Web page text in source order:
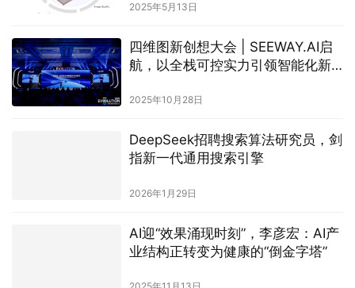
2025年5月13日
四维图新创想大会 | SEEWAY.AI启
航，以全栈可控实力引领智能化新
2025年10月28日
DeepSeek招聘搜索算法研究员，剑
指新一代通用搜索引擎
2026年1月29日
AI迎“效果涌现时刻”，李彦宏：AI产
业结构正转变为健康的“倒金字塔”